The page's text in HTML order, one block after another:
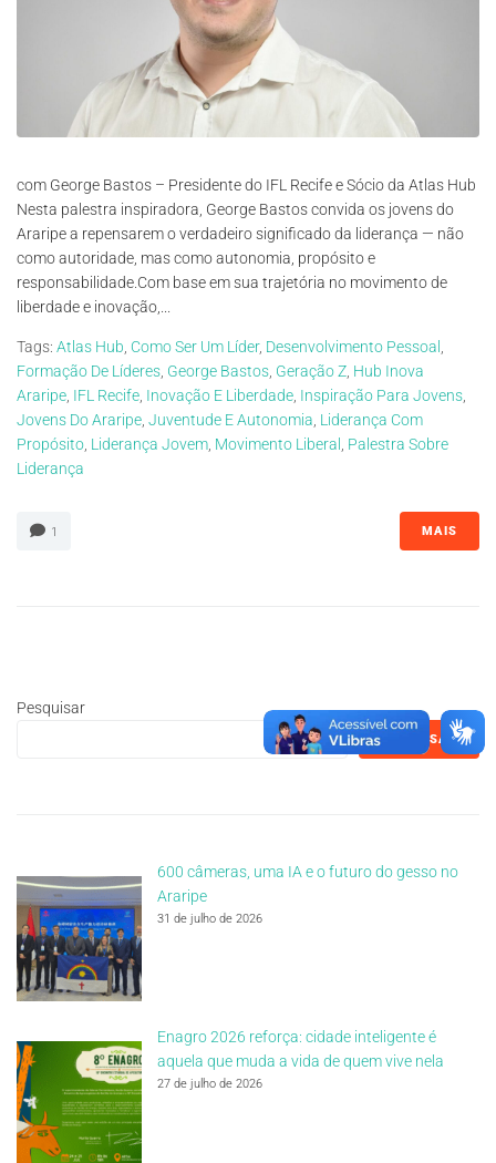
com George Bastos – Presidente do IFL Recife e Sócio da Atlas Hub
Nesta palestra inspiradora, George Bastos convida os jovens do
Araripe a repensarem o verdadeiro significado da liderança — não
como autoridade, mas como autonomia, propósito e
responsabilidade.Com base em sua trajetória no movimento de
liberdade e inovação,...
Tags: Atlas Hub, Como Ser Um Líder, Desenvolvimento Pessoal ,
Formação De Líderes, George Bastos, Geração Z, Hub Inova
Araripe, IFL Recife, Inovação E Liberdade, Inspiração Para Jovens,
Jovens Do Araripe, Juventude E Autonomia, Liderança Com
Propósito, Liderança Jovem, Movimento Liberal , Palestra Sobre
Liderança
1 MAIS
Pesquisar
PESQUISAR
600 câmeras, uma IA e o futuro do gesso no
Araripe
31 de julho de 2026
Enagro 2026 reforça: cidade inteligente é
aquela que muda a vida de quem vive nela
27 de julho de 2026